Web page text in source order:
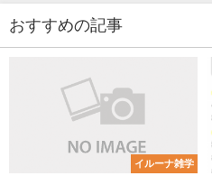
おすすめの記事
イルーナ雑学